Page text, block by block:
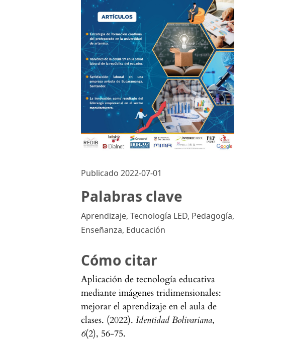
Publicado 2022-07-01
Palabras clave
Aprendizaje, Tecnología LED, Pedagogía,
Enseñanza, Educación
Cómo citar
Aplicación de tecnología educativa
mediante imágenes tridimensionales:
mejorar el aprendizaje en el aula de
clases. (2022).Identidad Bolivariana,
6(2), 56-75.